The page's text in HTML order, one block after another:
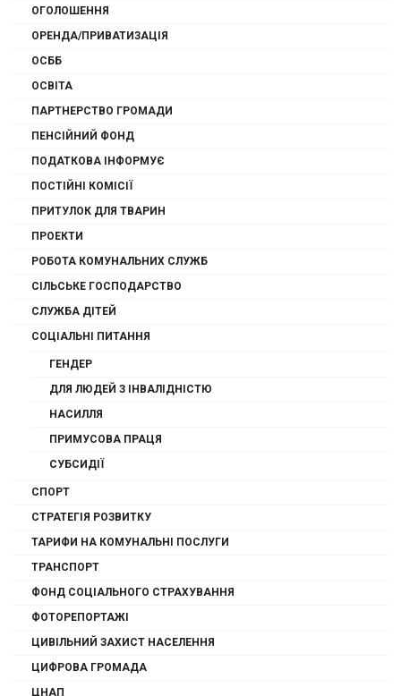
ОГОЛОШЕННЯ
ОРЕНДА/ПРИВАТИЗАЦІЯ
ОСББ
ОСВІТА
ПАРТНЕРСТВО ГРОМАДИ
ПЕНСІЙНИЙ ФОНД
ПОДАТКОВА ІНФОРМУЄ
ПОСТІЙНІ КОМІСІЇ
ПРИТУЛОК ДЛЯ ТВАРИН
ПРОЕКТИ
РОБОТА КОМУНАЛЬНИХ СЛУЖБ
СІЛЬСЬКЕ ГОСПОДАРСТВО
СЛУЖБА ДІТЕЙ
СОЦІАЛЬНІ ПИТАННЯ
ГЕНДЕР
ДЛЯ ЛЮДЕЙ З ІНВАЛІДНІСТЮ
НАСИЛЛЯ
ПРИМУСОВА ПРАЦЯ
СУБСИДІЇ
СПОРТ
СТРАТЕГІЯ РОЗВИТКУ
ТАРИФИ НА КОМУНАЛЬНІ ПОСЛУГИ
ТРАНСПОРТ
ФОНД СОЦІАЛЬНОГО СТРАХУВАННЯ
ФОТОРЕПОРТАЖІ
ЦИВІЛЬНИЙ ЗАХИСТ НАСЕЛЕННЯ
ЦИФРОВА ГРОМАДА
ЦНАП